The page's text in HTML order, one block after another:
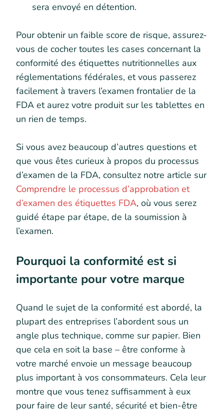
sera envoyé en détention.
Pour obtenir un faible score de risque, assurez-
vous de cocher toutes les cases concernant la
conformité des étiquettes nutritionnelles aux
réglementations fédérales, et vous passerez
facilement à travers l’examen frontalier de la
FDA et aurez votre produit sur les tablettes en
un rien de temps.
Si vous avez beaucoup d’autres questions et
que vous êtes curieux à propos du processus
d’examen de la FDA, consultez notre article sur
Comprendre le processus d’approbation et
d’examen des étiquettes FDA, où vous serez
guidé étape par étape, de la soumission à
l’examen.
Pourquoi la conformité est si
importante pour votre marque
Quand le sujet de la conformité est abordé, la
plupart des entreprises l’abordent sous un
angle plus technique, comme sur papier. Bien
que cela en soit la base – être conforme à
votre marché envoie un message beaucoup
plus important à vos consommateurs. Cela leur
montre que vous tenez suffisamment à eux
pour faire de leur santé, sécurité et bien-être